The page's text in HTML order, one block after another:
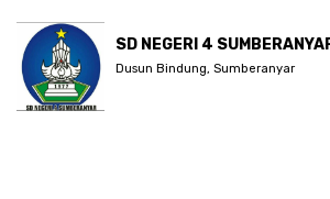
SD NEGERI 4
Dusun Bindung, Sumberanyar